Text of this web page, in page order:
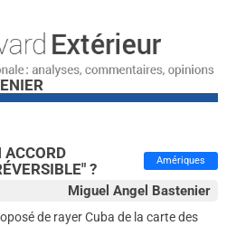
Amériques
?
Miguel Angel Bastenier
de rayer Cuba de la carte des